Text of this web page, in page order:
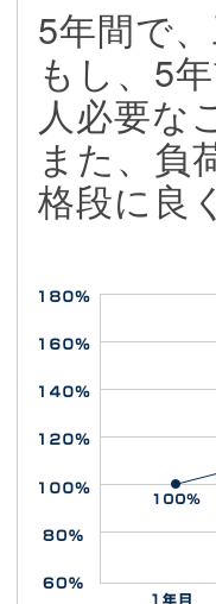
5年間で
もし、5
人必要な
また、負
格段に良